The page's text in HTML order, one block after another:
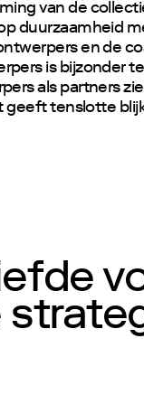
van de
duurzaamheid
en de
is bijzonder
als partners
geeft tenslotte